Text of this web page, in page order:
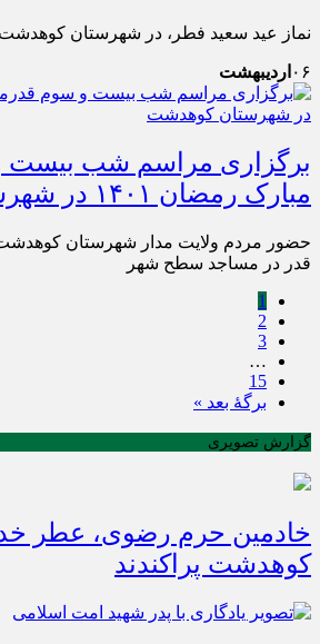
نماز عید سعید فطر، در شهرستان
۰۶ اردیبهشت
برگزاری مراسم شب‌ بیست
مبارک رمضان ۱۴٠۱ در شهرستان کوهدشت
حضور مردم ولایت مدار شهرستان
قدر در مساجد سطح شهر
1
2
3
…
15
برگهٔ بعد »
گزارش تصویری
خادمین حرم رضوی، عطر
کوهدشت پراکندند